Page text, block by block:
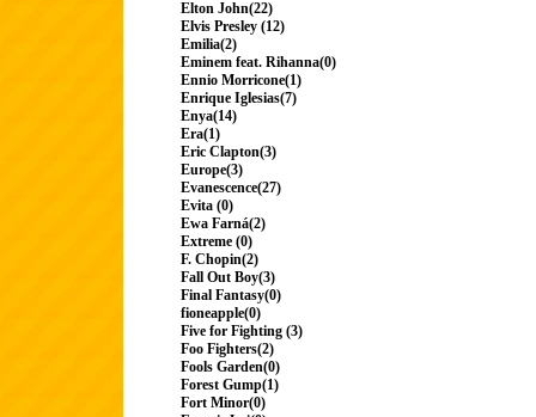
Elton John(22)
Elvis Presley (12)
Emilia(2)
Eminem feat. Rihanna(0)
Ennio Morricone(1)
Enrique Iglesias(7)
Enya(14)
Era(1)
Eric Clapton(3)
Europe(3)
Evanescence(27)
Evita (0)
Ewa Farná(2)
Extreme (0)
F. Chopin(2)
Fall Out Boy(3)
Final Fantasy(0)
fioneapple(0)
Five for Fighting (3)
Foo Fighters(2)
Fools Garden(0)
Forest Gump(1)
Fort Minor(0)